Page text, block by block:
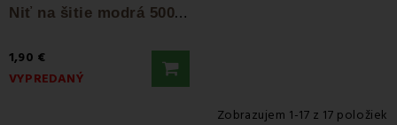
N
iť na šitie modrá 5000m DMC
1,90 €
VYPREDANÝ
Zobrazujem 1-17 z 17 položiek